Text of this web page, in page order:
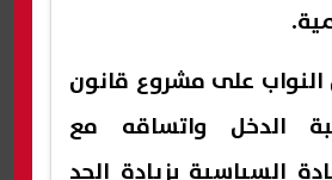
على مشروع قانون
الدخل واتساقه مع
السياسية بزيادة الحد